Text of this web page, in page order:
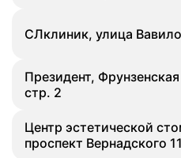
СЛклиник, улица
Президент,
стр. 2
Центр эстетической
проспект Вернадского